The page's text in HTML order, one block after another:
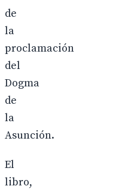
de
la
proclamación
del
Dogma
de
la
Asunción.
El
libro,